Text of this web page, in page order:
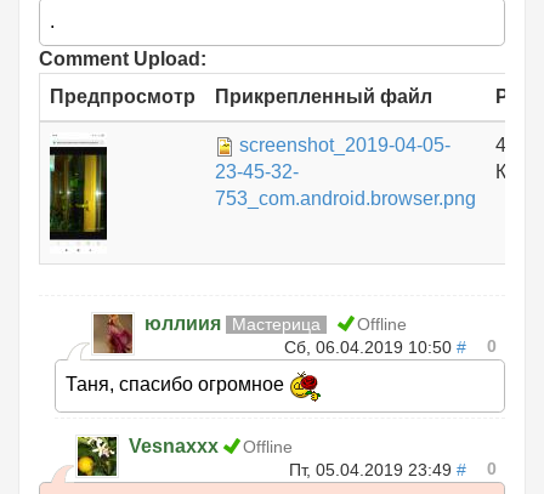
.
Comment Upload:
Предпросмотр
Прикрепленный файл
screenshot_2019-04-05-
23-45-32-
753_com.android.browser.png
КБ
юллиия Мастерица
Offline
Сб, 06.04.2019 10:50 # 0
Таня, спасибо огромное
Vesnaxxx
Offline
Пт, 05.04.2019 23:49 # 0